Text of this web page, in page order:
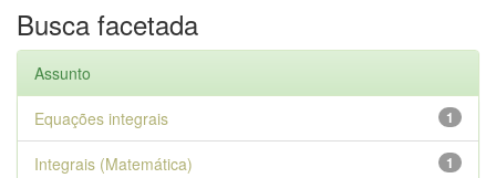
Busca facetada
Assunto
1
Equações integrais
1
Integrais (Matemática)